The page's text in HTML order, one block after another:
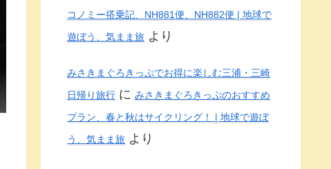
コノミー搭乗記、NH881便、NH882便 | 地球で
遊ぼう、気まま旅 より
みさきまぐろきっぷでお得に楽しむ三浦・三崎
日帰り旅行 に みさきまぐろきっぷのおすすめ
プラン、春と秋はサイクリング！ | 地球で遊ぼ
う、気まま旅 より